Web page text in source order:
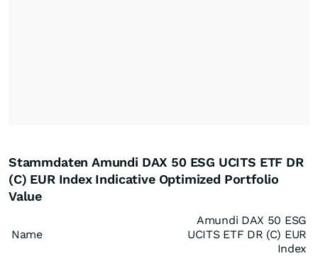
Stammdaten Amundi DAX 50 ESG UCITS ETF DR
(C) EUR Index Indicative Optimized Portfolio
Value
Name
Amundi DAX 50 ESG
UCITS ETF DR (C) EUR
Index